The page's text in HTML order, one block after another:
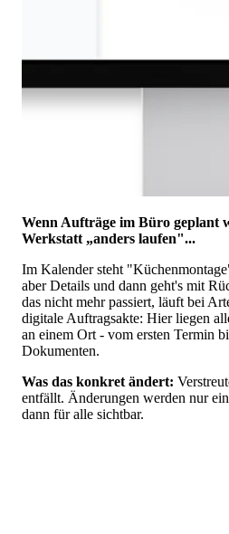
Wenn Aufträge im Büro geplant
Werkstatt „anders laufen"...
Im Kalender steht
aber Details und dann geht's mit
das nicht mehr passiert, läuft bei
digitale Auftragsakte: Hier liegen
an einem Ort - vom ersten Termin
Dokumenten.
Was das konkret ändert:
entfällt. Änderungen werden nur
dann für alle sichtbar.